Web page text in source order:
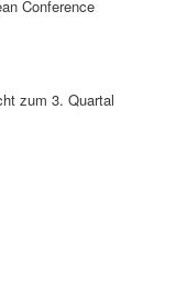
Conference
zum 3. Quartal